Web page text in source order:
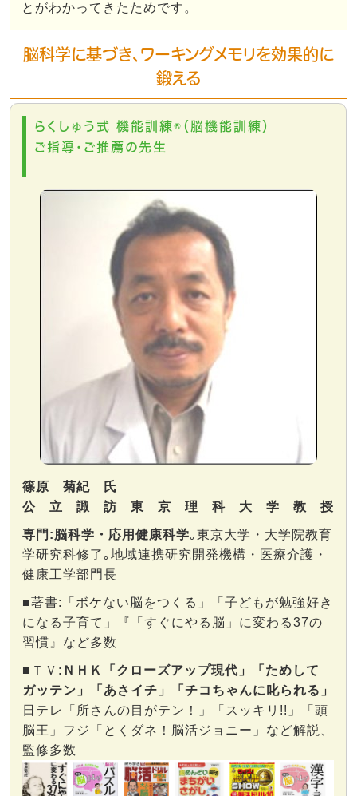
とがわかってきたためです。
脳科学に基づき、ワーキングメモリを効果的に
鍛える
らくしゅう式 機能訓練®（脳機能訓練）
ご指導・ご推薦の先生
篠原 菊紀 氏
公立諏訪東京理科大学教授
専門:脳科学・応用健康科学｡東京大学・大学院教育
学研究科修了｡地域連携研究開発機構・医療介護・
健康工学部門長
■著書:「ボケない脳をつくる」「子どもが勉強好き
になる子育て」『「すぐにやる脳」に変わる37の
習慣』など多数
■ＴＶ: ＮＨＫ「クローズアップ現代」「ためして
ガッテン」「あさイチ」「チコちゃんに叱られる」
日テレ「所さんの目がテン！」「スッキリ!!」「頭
脳王」フジ「とくダネ！脳活ジョニー」など解説、
監修多数